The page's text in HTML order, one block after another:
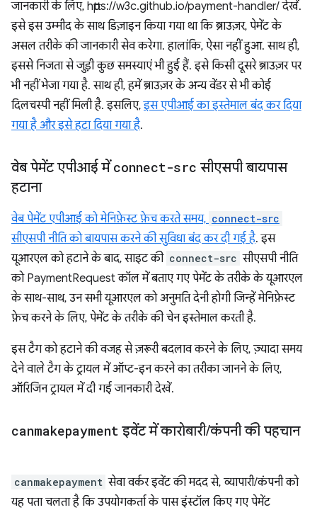
जानकारी के लिए, https://w3c.github.io/payment-handler/ देखें.
इसे इस उम्मीद के साथ डिज़ाइन किया गया था कि ब्राउज़र, पेमेंट के
असल तरीके की जानकारी सेव करेगा. हालांकि, ऐसा नहीं हुआ. साथ ही,
इससे निजता से जुड़ी कुछ समस्याएं भी हुई हैं. इसे किसी दूसरे ब्राउज़र पर
भी नहीं भेजा गया है. साथ ही, हमें ब्राउज़र के अन्य वेंडर से भी कोई
दिलचस्पी नहीं मिली है. इसलिए,इस एपीआई का इस्तेमाल बंद कर दिया
गया है और इसे हटा दिया गया है.
वेब पेमेंट एपीआई मेंconnect-src सीएसपी बायपास
हटाना
वेब पेमेंट एपीआई को मेनिफ़ेस्ट फ़ेच करते समय, connect-src
सीएसपी नीति को बायपास करने की सुविधा बंद कर दी गई है. इस
यूआरएल को हटाने के बाद, साइट की connect-src सीएसपी नीति
को PaymentRequest कॉल में बताए गए पेमेंट के तरीके के यूआरएल
के साथ-साथ, उन सभी यूआरएल को अनुमति देनी होगी जिन्हें मेनिफ़ेस्ट
फ़ेच करने के लिए, पेमेंट के तरीके की चेन इस्तेमाल करती है.
इस टैग को हटाने की वजह से ज़रूरी बदलाव करने के लिए, ज़्यादा समय
देने वाले टैग के ट्रायल में ऑप्ट-इन करने का तरीका जानने के लिए,
ऑरिजिन ट्रायल में दी गई जानकारी देखें.
canmakepayment इवेंट में कारोबारी/कंपनी की पहचान
canmakepayment सेवा वर्कर इवेंट की मदद से, व्यापारी/कंपनी को
यह पता चलता है कि उपयोगकर्ता के पास इंस्टॉल किए गए पेमेंट